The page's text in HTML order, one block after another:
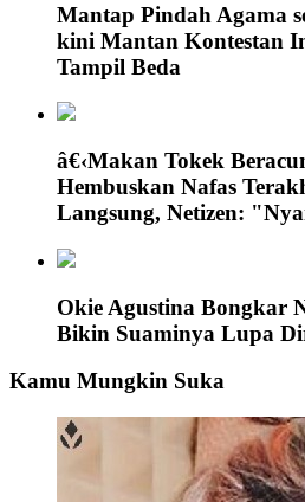
Mantap Pindah Agama
kini Mantan Kontestan
Tampil Beda
â€‹Makan Tokek
Hembuskan Nafas
Langsung, Netizen:
Okie Agustina Bongkar
Bikin Suaminya Lupa
Kamu Mungkin Suka